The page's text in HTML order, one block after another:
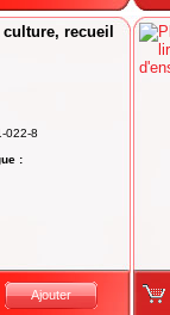
recueil
022-8
:
Ajouter